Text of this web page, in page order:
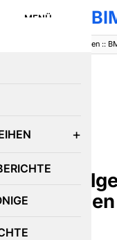
MENÜ
Baureihen::
Kleine
iX1-
warten